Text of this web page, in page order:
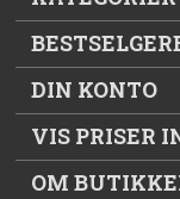
DIN KONTO
VIS PRISER
OM